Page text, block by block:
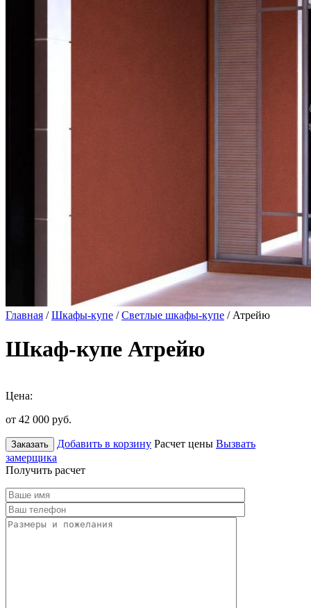
Главная /Шкафы-купе /Светлые шкафы-купе / Атрейю
Шкаф-купе Атрейю
Цена:
от 42 000 руб.
Заказать Добавить в корзину Расчет цены Вызвать
замерщика
Получить расчет